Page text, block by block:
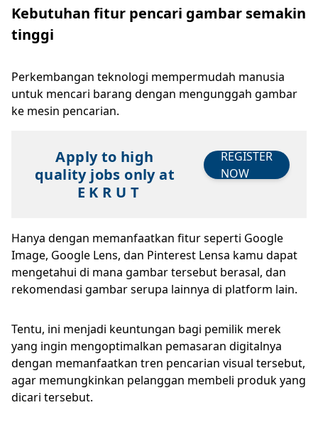
Kebutuhan fitur pencari gambar semakin
tinggi
Perkembangan teknologi mempermudah manusia
untuk mencari barang dengan mengunggah gambar
ke mesin pencarian.
Apply to high
quality jobs only at
E K R U T
REGISTER
NOW
Hanya dengan memanfaatkan fitur seperti Google
Image, Google Lens, dan Pinterest Lensa kamu dapat
mengetahui di mana gambar tersebut berasal, dan
rekomendasi gambar serupa lainnya di platform lain.
Tentu, ini menjadi keuntungan bagi pemilik merek
yang ingin mengoptimalkan pemasaran digitalnya
dengan memanfaatkan tren pencarian visual tersebut,
agar memungkinkan pelanggan membeli produk yang
dicari tersebut.